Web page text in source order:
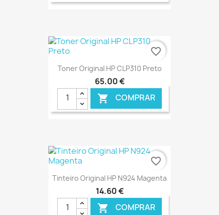
€ ONLINE
Toner Original HP CLP310 Preto
65,00 €
 COMPRAR
€ ONLINE
favorite_border
Tinteiro Original HP N924 Magenta
14,60 €
 COMPRAR
favorite_border